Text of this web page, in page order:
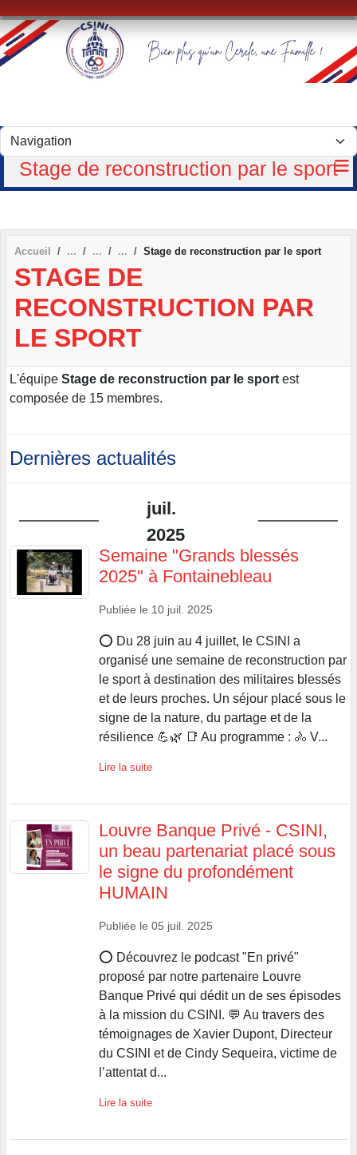
Stage de reconstruction par le sport
Accueil Stage de reconstruction par le sport
STAGE DE
RECONSTRUCTION PAR
LE SPORT
L'équipe Stage de reconstruction par le sport est
composée de 15 membres.
Dernières actualités
juil.
2025
Semaine "Grands blessés
2025" à Fontainebleau
Publiée le 10 juil. 2025
⭕️ Du 28 juin au 4 juillet, le CSINI a
organisé une semaine de reconstruction par
le sport à destination des militaires blessés
et de leurs proches. Un séjour placé sous le
signe de la nature, du partage et de la
résilience 💪🌿 📑 Au programme : 🚴 V...
Lire la suite
Louvre Banque Privé - CSINI,
un beau partenariat placé sous
le signe du profondément
HUMAIN
Publiée le 05 juil. 2025
⭕️ Découvrez le podcast "En privé"
proposé par notre partenaire Louvre
Banque Privé qui dédit un de ses épisodes
à la mission du CSINI. 💬 Au travers des
témoignages de Xavier Dupont, Directeur
du CSINl et de Cindy Sequeira, victime de
l’attentat d...
Lire la suite